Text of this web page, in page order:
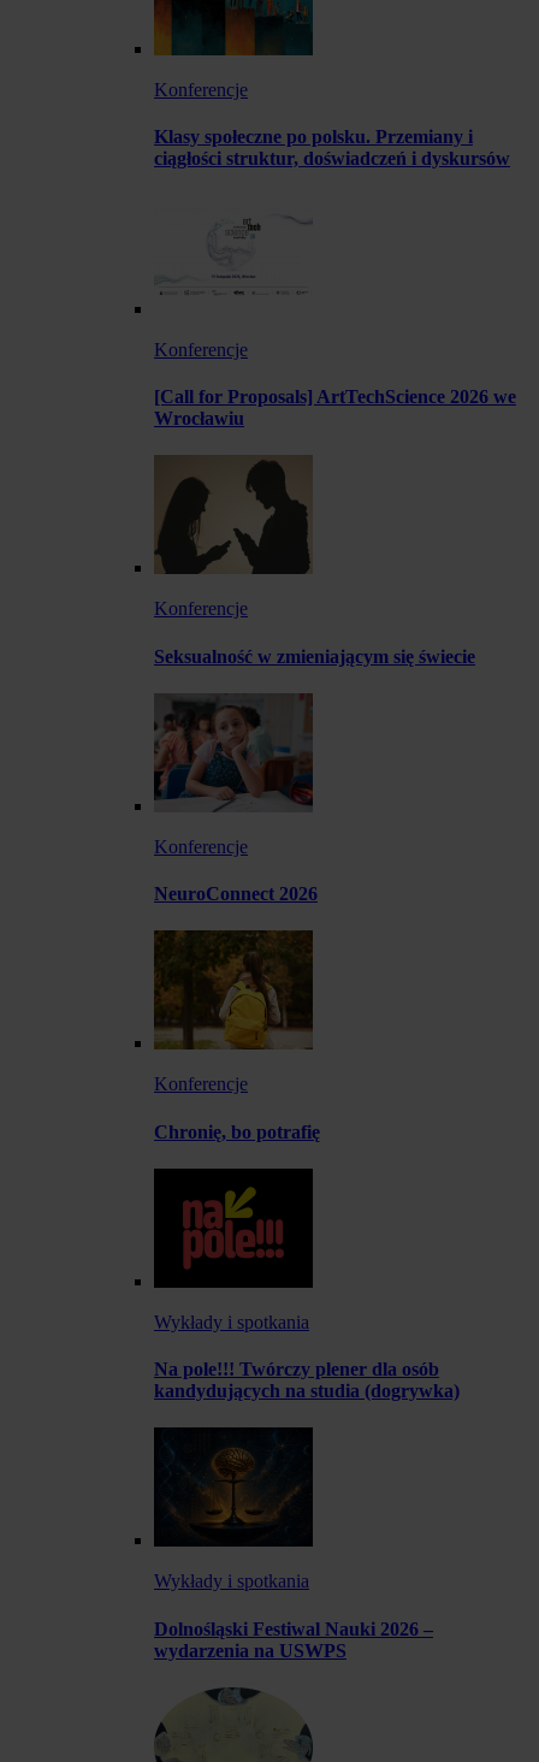
Konferencje
Klasy społeczne po polsku. Przemiany i
ciągłości struktur, doświadczeń i dyskursów
Konferencje
[Call for Proposals] ArtTechScience 2026 we
Wrocławiu
Konferencje
Seksualność w zmieniającym się świecie
Konferencje
NeuroConnect 2026
Konferencje
Chronię, bo potrafię
Wykłady i spotkania
Na pole!!! Twórczy plener dla osób
kandydujących na studia (dogrywka)
Wykłady i spotkania
Dolnośląski Festiwal Nauki 2026 –
wydarzenia na USWPS